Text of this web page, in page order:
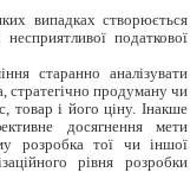
випадках створюється
податкової
старанно аналізувати
стратегічно продуману чи
товар і його ціну. Інакше
досягнення мети
розробка тої чи іншої
рівня розробки